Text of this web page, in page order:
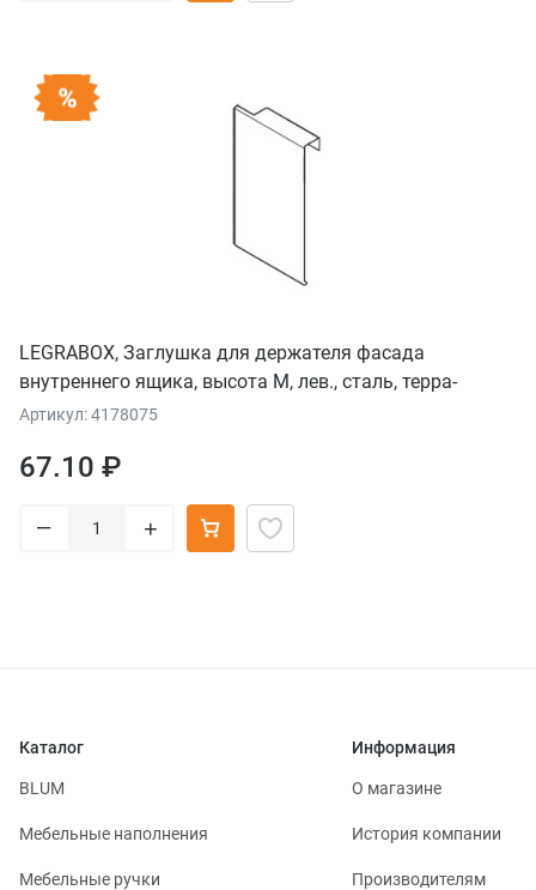
LEGRABOX, Заглушка для держателя фасада
внутреннего ящика, высота М, лев., сталь, терра-
черный
Артикул: 4178075
67.10 ₽
– +
Каталог
BLUM
Мебельные наполнения
Мебельные ручки
Информация
О магазине
История компании
Производителям